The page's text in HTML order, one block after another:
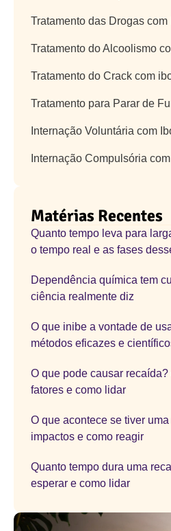
Tratamento das Drogas com
Tratamento do Alcoolismo
Tratamento do Crack com
Tratamento para Parar de
Internação Voluntária com
Internação Compulsória
Matérias Recentes
Quanto tempo leva para
o tempo real e as fases
Dependência química tem
ciência realmente diz
O que inibe a vontade de
métodos eficazes e
O que pode causar
fatores e como lidar
O que acontece se tiver
impactos e como reagir
Quanto tempo dura uma
esperar e como lidar